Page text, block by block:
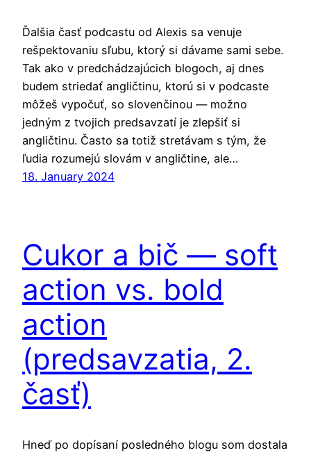
Ďalšia časť podcastu od Alexis sa venuje
rešpektovaniu sľubu, ktorý si dávame sami sebe.
Tak ako v predchádzajúcich blogoch, aj dnes
budem striedať angličtinu, ktorú si v podcaste
môžeš vypočuť, so slovenčinou — možno
jedným z tvojich predsavzatí je zlepšiť si
angličtinu. Často sa totiž stretávam s tým, že
ľudia rozumejú slovám v angličtine, ale…
18. January 2024
Cukor a bič — soft
action vs. bold
action
(predsavzatia, 2.
časť)
Hneď po dopísaní posledného blogu som dostala